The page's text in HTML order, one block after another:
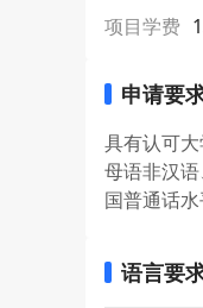
项目学费
申请要
具有认可
母语非汉
国普通话
语言要